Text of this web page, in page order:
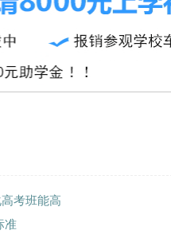
考班能高
准